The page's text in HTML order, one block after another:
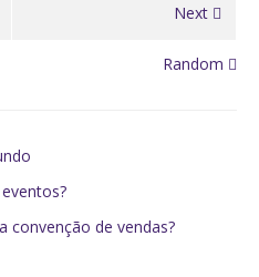
Next
Random
convenção de vendas?